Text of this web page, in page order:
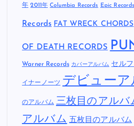
年 2011年 Columbia Records Epic Records
Records FAT WRECK CHORDS
OF DEATH RECORDS
Warner Records カバーアルバム セル
イナーノーツ デビューア
のアルバム 三枚目のアルバ
アルバム 五枚目のアルバム